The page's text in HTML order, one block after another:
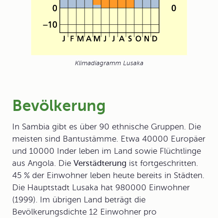
Klimadiagramm Lusaka
Bevölkerung
In Sambia gibt es über 90 ethnische Gruppen. Die
meisten sind Bantustämme. Etwa 40000 Europäer
und 10000 Inder leben im Land sowie Flüchtlinge
aus Angola. Die Verstädterung ist fortgeschritten.
45 % der Einwohner leben heute bereits in Städten.
Die Hauptstadt Lusaka hat 980000 Einwohner
(1999). Im übrigen Land beträgt die
Bevölkerungsdichte 12 Einwohner pro